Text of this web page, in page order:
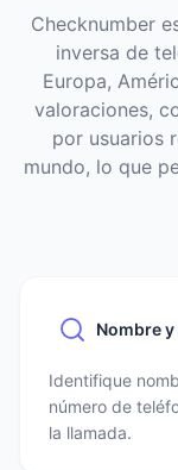
Checknumber
inversa de
Europa,
valoraciones,
por usuarios
mundo, lo que
Nombre
Identifique
número de
la llamada.